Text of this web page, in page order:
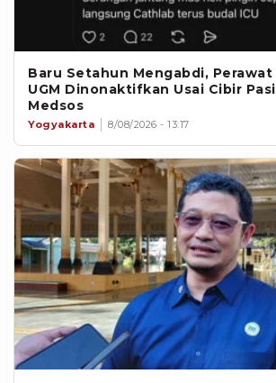
Baru Setahun Mengabdi, Perawat
UGM Dinonaktifkan Usai Cibir
Medsos
Yogyakarta 8/08/2026 - 13:17